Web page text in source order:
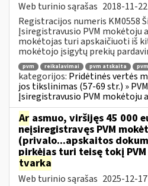
Web turinio sąrašas 2018-11-22
Registracijos numeris KM0558
Įsiregistravusio PVM mokėtoju
mokėtojas turi apskaičiuoti iš
mokėtojo įsigytų prekių
pvm reikalavimai pvm atskaita
kategorijos: Pridėtinės vertės
jos tikslinimas (57-69 str.) »
Įsiregistravusio PVM mokėtoju
Ar asmuo, viršijęs 45 000
neįsiregistravęs PVM
(privalo...apskaitos
pirkėjas turi teisę tokį
tvarka
Web turinio sąrašas 2025-12-17